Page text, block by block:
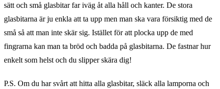
sätt och små glasbitar far iväg åt alla håll och kanter. De stora
glasbitarna är ju enkla att ta upp men man ska vara försiktig med de
små så att man inte skär sig. Istället för att plocka upp de med
fingrarna kan man ta bröd och badda på glasbitarna. De fastnar hur
enkelt som helst och du slipper skära dig!
P.S. Om du har svårt att hitta alla glasbitar, släck alla lamporna och